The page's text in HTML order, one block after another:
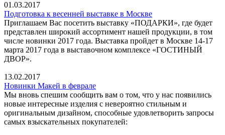
01.03.2017
Подготовка к весенней выставке в Москве
Приглашаем Вас посетить выставку «ПОДАРКИ», где будет
представлен широкий ассортимент нашей продукции, в том
числе новинки 2017 года. Выставка пройдет в Москве 14-17
марта 2017 года в выставочном комплексе «ГОСТИНЫЙ
ДВОР».
13.02.2017
Новинки Макей в феврале
Мы вновь спешим сообщить вам о том, что у нас появились
новые интересные изделия с невероятно стильным и
оригинальным дизайном, способные удовлетворить запросы
самых взыскательных покупателей: